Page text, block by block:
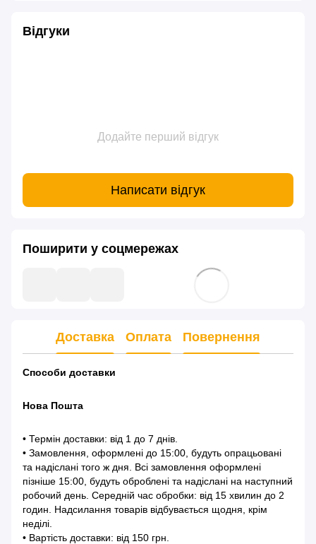
Відгуки
Додайте перший відгук
Написати відгук
Поширити у соцмережах
Доставка Оплата Повернення
Способи доставки
Нова Пошта
• Термін доставки: від 1 до 7 днів.
• Замовлення, оформлені до 15:00, будуть опрацьовані
та надіслані того ж дня. Всі замовлення оформлені
пізніше 15:00, будуть оброблені та надіслані на наступний
робочий день. Середній час обробки: від 15 хвилин до 2
годин. Надсилання товарів відбувається щодня, крім
неділі.
• Вартість доставки: від 150 грн.